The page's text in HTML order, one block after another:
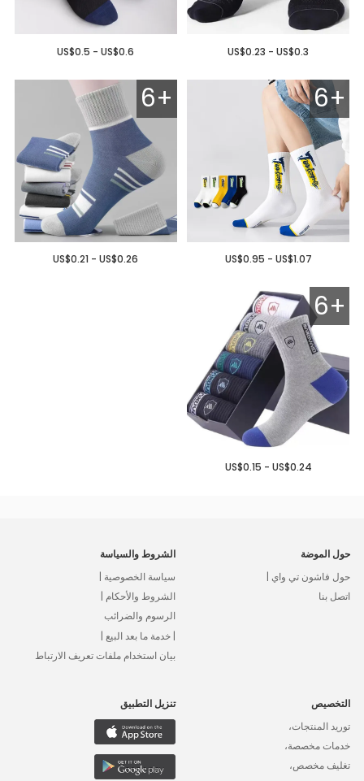
US$0.23 - US$0.3
US$0.5 - US$0.6
6+
US$0.95 - US$1.07
6+
US$0.21 - US$0.26
6+
US$0.15 - US$0.24
حول الموضة
حول فاشون تي واي |
اتصل بنا
الشروط والسياسة
سياسة الخصوصية |
الشروط والأحكام |
الرسوم والضرائب
| خدمة ما بعد البيع |
بيان استخدام ملفات تعريف الارتباط
التخصيص
توريد المنتجات،
خدمات مخصصة،
تغليف مخصص،
تنزيل التطبيق